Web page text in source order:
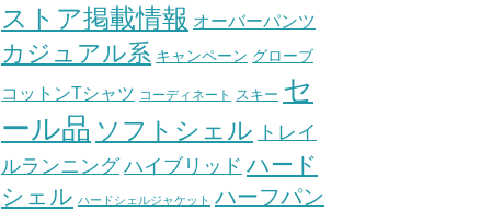
ストア掲載情報 オーバーパンツ
カジュアル系 キャンペーン グローブ
コットンTシャツ コーディネート スキー セ
ール品 ソフトシェル トレイ
ルランニング ハイブリッド ハード
シェル ハードシェルジャケット ハーフパン